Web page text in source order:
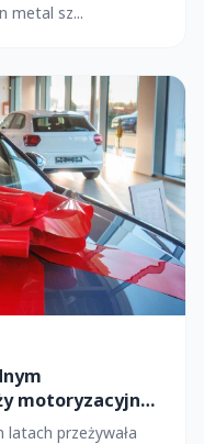
metal sz...
motoryzacyjnej
przeżywała